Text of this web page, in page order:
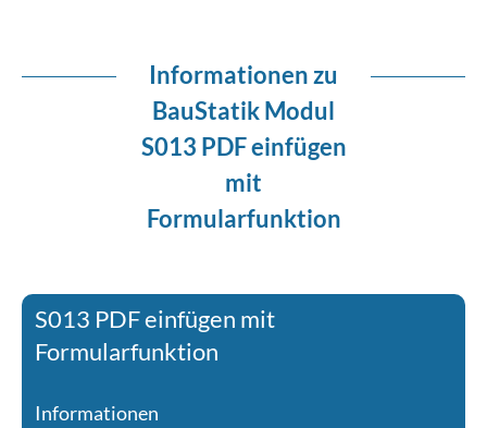
Informationen zu
BauStatik Modul
S013 PDF einfügen
mit
Formularfunktion
S013 PDF einfügen mit
Formularfunktion
Informationen